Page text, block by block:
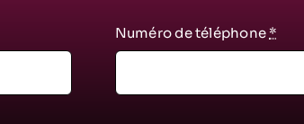
Numéro de téléphone *